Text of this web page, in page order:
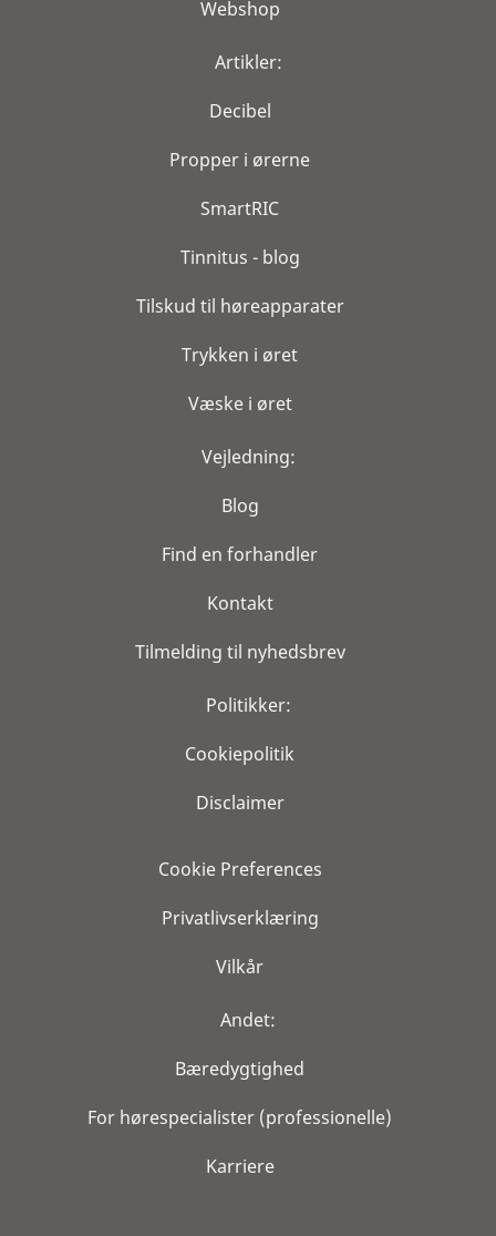
Webshop
Artikler:
Decibel
Propper i ørerne
SmartRIC
Tinnitus - blog
Tilskud til høreapparater
Trykken i øret
Væske i øret
Vejledning:
Blog
Find en forhandler
Kontakt
Tilmelding til nyhedsbrev
Politikker:
Cookiepolitik
Disclaimer
Cookie Preferences
Privatlivserklæring
Vilkår
Andet:
Bæredygtighed
For hørespecialister (professionelle)
Karriere